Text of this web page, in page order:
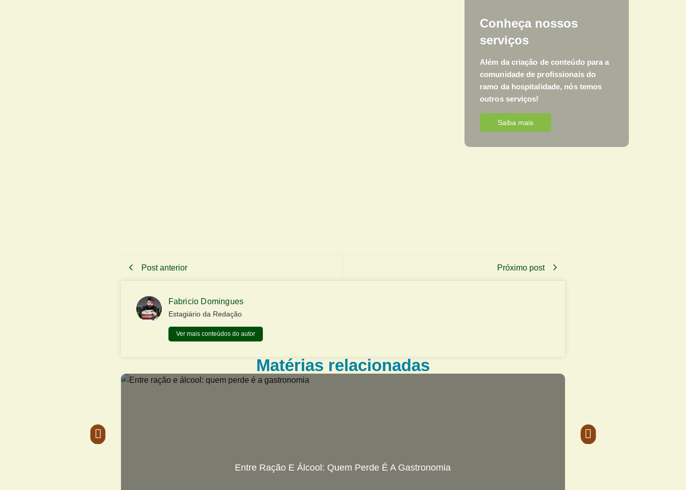
Conheça nossos
serviços
Além da criação de conteúdo para a
comunidade de profissionais do
ramo da hospitalidade, nós temos
outros serviços!
Saiba mais
Post anterior Próximo post
Fabricio Domingues
Estagiário da Redação
Ver mais conteúdos do autor
Matérias relacionadas
Entre Ração E Álcool: Quem Perde É A Gastronomia